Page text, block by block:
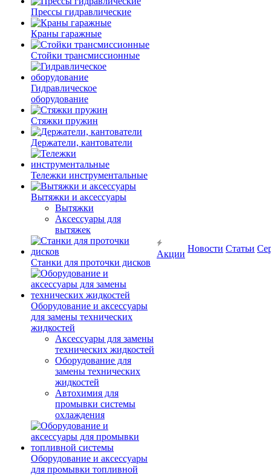
Прессы гидравлические
Краны гаражные
Стойки трансмиссионные
Гидравлическое
оборудование
Стяжки пружин
Держатели, кантователи
Тележки инструментальные
Вытяжки и аксессуары
Вытяжки
Аксессуары для
вытяжек
Станки для проточки дисков
Оборудование и аксессуары
для замены технических
жидкостей
Аксессуары для замены
технических жидкостей
Оборудование для
замены технических
жидкостей
Автохимия для
промывки системы
охлаждения
Оборудование и аксессуары
для промывки топливной
Акции
Новости Статьи